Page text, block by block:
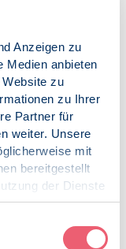
Anzeigen zu
Medien anbieten
zu
zu Ihrer
Partner für
weiter. Unsere
mit
bereitgestellt
der Dienste
Bayern
und Ausbau
gezielter
durch
und
pädagogisch-
Ausbau